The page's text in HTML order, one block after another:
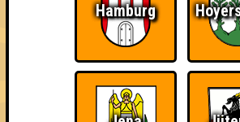
Quiz?!
Hamburg